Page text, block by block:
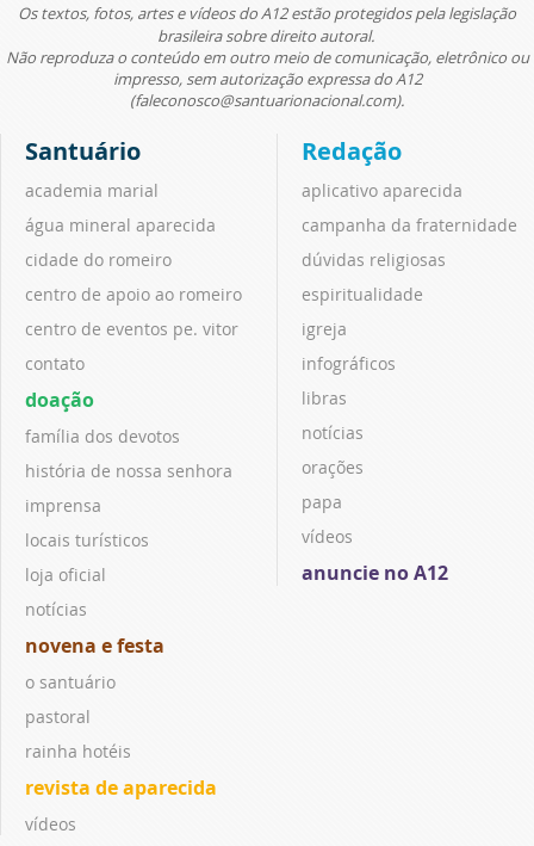
Os textos, fotos, artes e vídeos do A12 estão protegidos pela legislação
brasileira sobre direito autoral.
Não reproduza o conteúdo em outro meio de comunicação, eletrônico ou
impresso, sem autorização expressa do A12
(faleconosco@santuarionacional.com).
Santuário
academia marial
água mineral aparecida
cidade do romeiro
centro de apoio ao romeiro
centro de eventos pe. vitor
contato
doação
família dos devotos
história de nossa senhora
imprensa
locais turísticos
loja oficial
notícias
novena e festa
o santuário
pastoral
rainha hotéis
revista de aparecida
vídeos
Redação
aplicativo aparecida
campanha da fraternidade
dúvidas religiosas
espiritualidade
igreja
infográficos
libras
notícias
orações
papa
vídeos
anuncie no A12